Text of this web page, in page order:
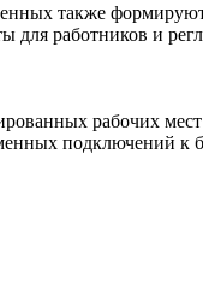
также
для работников и
рабочих
подключений к